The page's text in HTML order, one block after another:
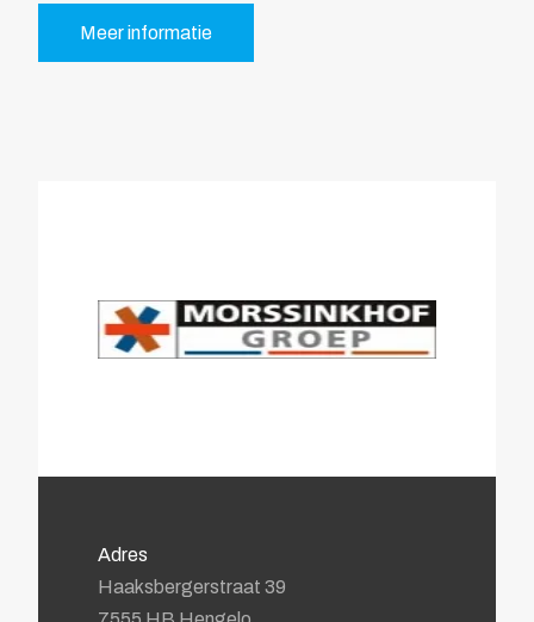
Meer informatie
Adres
Haaksbergerstraat 39